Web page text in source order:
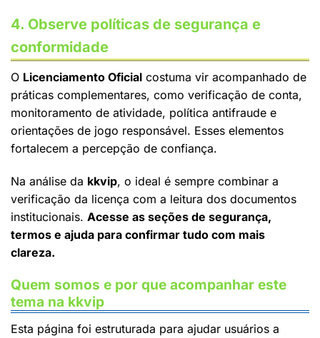
4. Observe políticas de segurança e
conformidade
O Licenciamento Oficial costuma vir acompanhado de
práticas complementares, como verificação de conta,
monitoramento de atividade, política antifraude e
orientações de jogo responsável. Esses elementos
fortalecem a percepção de confiança.
Na análise da kkvip, o ideal é sempre combinar a
verificação da licença com a leitura dos documentos
institucionais. Acesse as seções de segurança,
termos e ajuda para confirmar tudo com mais
clareza.
Quem somos e por que acompanhar este
tema na kkvip
Esta página foi estruturada para ajudar usuários a